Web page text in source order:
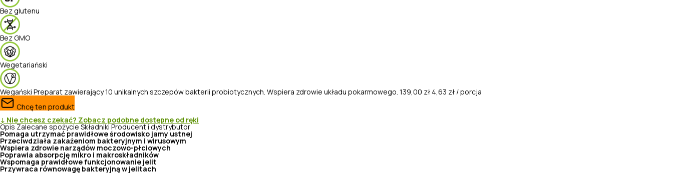
Bez glutenu
Bez GMO
Wegetariański
Wegański Preparat zawierający 10 unikalnych szczepów bakterii probiotycznych. Wspiera zdrowie układu pokarmowego. 139,00 zł 4,63 zł / porcja
Chcę ten produkt
↓ Nie chcesz czekać? Zobacz podobne dostępne od ręki
Opis Zalecane spożycie Składniki Producent i dystrybutor
Pomaga utrzymać prawidłowe środowisko jamy ustnej
Przeciwdziała zakażeniom bakteryjnym i wirusowym
Wspiera zdrowie narządów moczowo-płciowych
Poprawia absorpcję mikro i makroskładników
Wspomaga prawidłowe funkcjonowanie jelit
Przywraca równowagę bakteryjną w jelitach